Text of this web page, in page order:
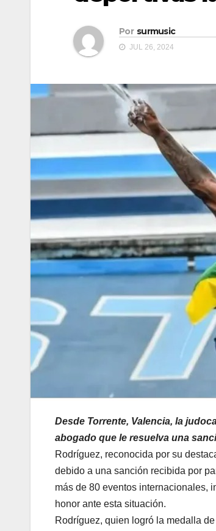
Por surmusic
JUL 26, 2024
Desde Torrente, Valencia, la
abogado que le resuelva una
Rodríguez, reconocida por su
debido a una sanción recibida por
más de 80 eventos internacionales,
honor ante esta situación.
Rodríguez, quien logró la medalla